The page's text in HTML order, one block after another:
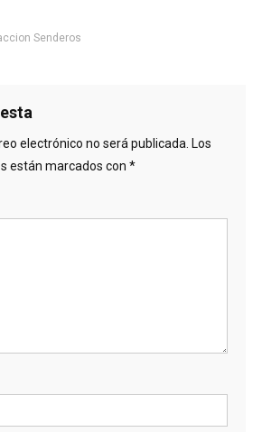
Senderos
electrónico no será publicada. Los
están marcados con *